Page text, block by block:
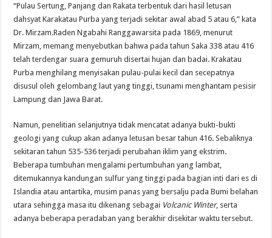
“Pulau Sertung, Panjang dan Rakata terbentuk dari hasil letusan
dahsyat Karakatau Purba yang terjadi sekitar awal abad 5 atau 6,” kata
Dr. Mirzam.Raden Ngabahi Ranggawarsita pada 1869, menurut
Mirzam, memang menyebutkan bahwa pada tahun Saka 338 atau 416
telah terdengar suara gemuruh disertai hujan dan badai. Krakatau
Purba menghilang menyisakan pulau-pulai kecil dan secepatnya
disusul oleh gelombang laut yang tinggi, tsunami menghantam pesisir
Lampung dan Jawa Barat.
Namun, penelitian selanjutnya tidak mencatat adanya bukti-bukti
geologi yang cukup akan adanya letusan besar tahun 416. Sebaliknya
sekitaran tahun 535-536 terjadi perubahan iklim yang ekstrim.
Beberapa tumbuhan mengalami pertumbuhan yang lambat,
ditemukannya kandungan sulfur yang tinggi pada bagian inti dari es di
Islandia atau antartika, musim panas yang bersalju pada Bumi belahan
utara sehingga masa itu dikenang sebagai Volcanic Winter, serta
adanya beberapa peradaban yang berakhir disekitar waktu tersebut.